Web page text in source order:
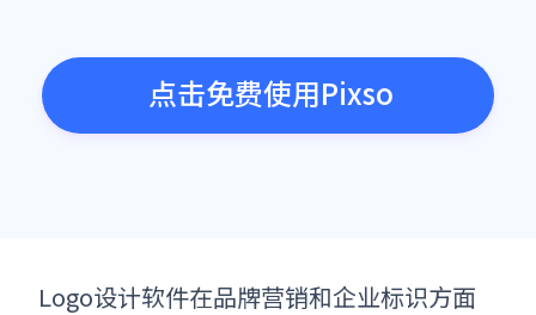
点击免费使用Pixso
Logo设计软件在品牌营销和企业标识方面